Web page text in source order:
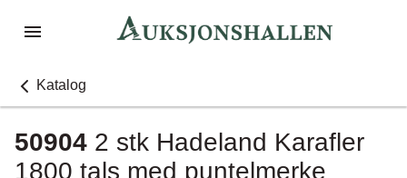
Katalog
50904 2 stk Hadeland Karafler
1800 tals med puntelmerke